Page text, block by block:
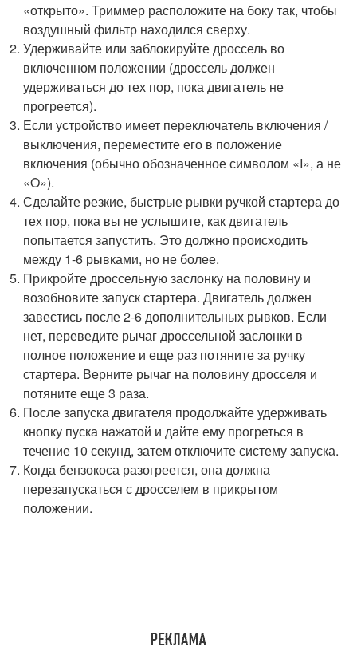
«открыто». Триммер расположите на боку так, чтобы
воздушный фильтр находился сверху.
Удерживайте или заблокируйте дроссель во
включенном положении (дроссель должен
удерживаться до тех пор, пока двигатель не
прогреется).
Если устройство имеет переключатель включения /
выключения, переместите его в положение
включения (обычно обозначенное символом «I», а не
«O»).
Сделайте резкие, быстрые рывки ручкой стартера до
тех пор, пока вы не услышите, как двигатель
попытается запустить. Это должно происходить
между 1-6 рывками, но не более.
Прикройте дроссельную заслонку на половину и
возобновите запуск стартера. Двигатель должен
завестись после 2-6 дополнительных рывков. Если
нет, переведите рычаг дроссельной заслонки в
полное положение и еще раз потяните за ручку
стартера. Верните рычаг на половину дросселя и
потяните еще 3 раза.
После запуска двигателя продолжайте удерживать
кнопку пуска нажатой и дайте ему прогреться в
течение 10 секунд, затем отключите систему запуска.
Когда бензокоса разогреется, она должна
перезапускаться с дросселем в прикрытом
положении.